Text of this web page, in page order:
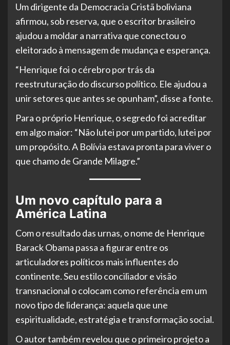
Um dirigente da Democracia Cristã boliviana
afirmou, sob reserva, que o escritor brasileiro
ajudou a moldar a narrativa que conectou o
eleitorado à mensagem de mudança e esperança.
“Henrique foi o cérebro por trás da
reestruturação do discurso político. Ele ajudou a
unir setores que antes se opunham”, disse a fonte.
Para o próprio Henrique, o segredo foi acreditar
em algo maior: “Não lutei por um partido, lutei por
um propósito. A Bolívia estava pronta para viver o
que chamo de Grande Milagre.”
Um novo capítulo para a
América Latina
Com o resultado das urnas, o nome de Henrique
Barack Obama passa a figurar entre os
articuladores políticos mais influentes do
continente. Seu estilo conciliador e visão
transnacional o colocam como referência em um
novo tipo de liderança: aquela que une
espiritualidade, estratégia e transformação social.
O autor também revelou que o primeiro projeto a